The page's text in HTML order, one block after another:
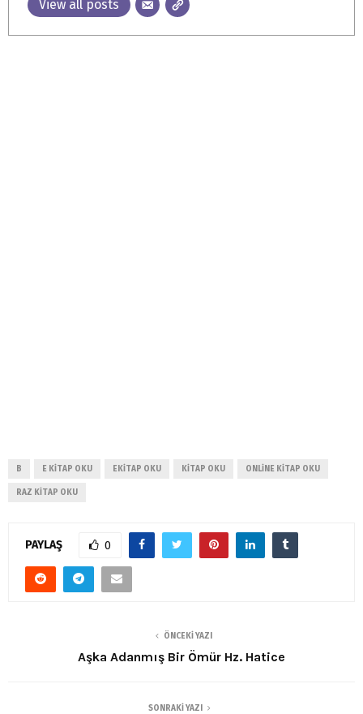
View all posts
B E KITAP OKU EKITAP OKU KITAP OKU ONLINE KITAP OKU
RAZ KITAP OKU
PAYLAŞ 0
ÖNCEKI YAZI
Aşka Adanmış Bir Ömür Hz. Hatice
SONRAKI YAZI